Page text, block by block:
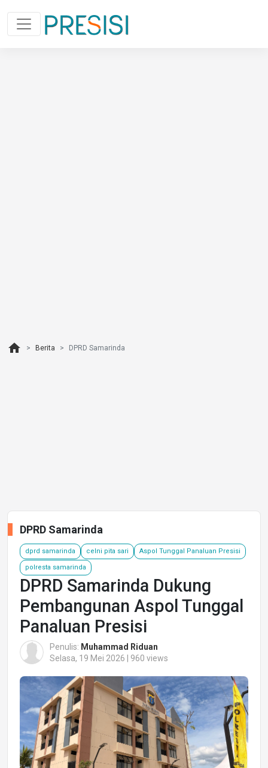
home Berita DPRD Samarinda
DPRD Samarinda
dprd samarinda celni pita sari Aspol Tunggal Panaluan Presisi
polresta samarinda
DPRD Samarinda Dukung
Pembangunan Aspol Tunggal
Panaluan Presisi
Penulis: Muhammad Riduan
Selasa, 19 Mei 2026 | 960 views